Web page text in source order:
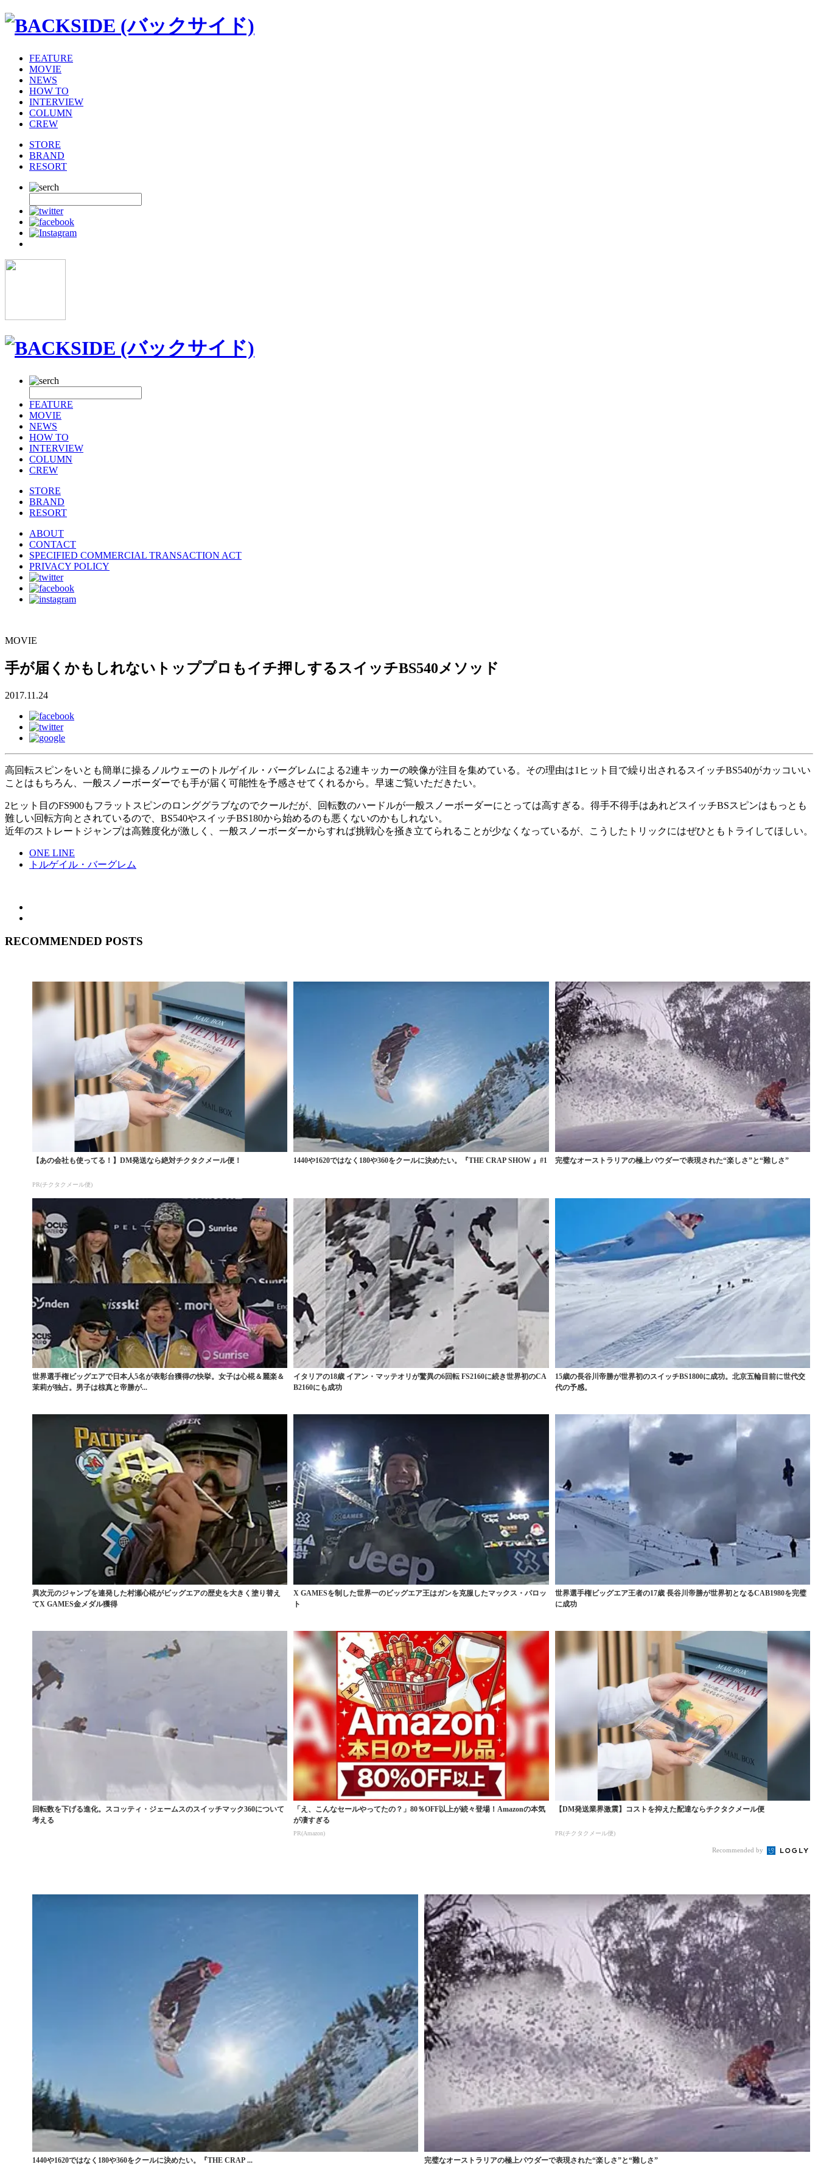
FEATURE
MOVIE
NEWS
HOW TO
INTERVIEW
COLUMN
CREW
STORE
BRAND
RESORT
FEATURE
MOVIE
NEWS
HOW TO
INTERVIEW
COLUMN
CREW
STORE
BRAND
RESORT
ABOUT
CONTACT
SPECIFIED COMMERCIAL TRANSACTION ACT
PRIVACY POLICY
MOVIE
手が届くかもしれないトッププロもイチ押しするスイッチBS540メソッド
2017.11.24
高回転スピンをいとも簡単に操るノルウェーのトルゲイル・バーグレムによる2連キッカーの映像が注目を集めている。その理由は1ヒット目で繰り出されるスイッチBS540がカッコいい
ことはもちろん、一般スノーボーダーでも手が届く可能性を予感させてくれるから。早速ご覧いただきたい。
2ヒット目のFS900もフラットスピンのロンググラブなのでクールだが、回転数のハードルが一般スノーボーダーにとっては高すぎる。得手不得手はあれどスイッチBSスピンはもっとも
難しい回転方向とされているので、BS540やスイッチBS180から始めるのも悪くないのかもしれない。
近年のストレートジャンプは高難度化が激しく、一般スノーボーダーからすれば挑戦心を掻き立てられることが少なくなっているが、こうしたトリックにはぜひともトライしてほしい。
ONE LINE
トルゲイル・バーグレム
RECOMMENDED POSTS
【あの会社も使ってる！】DM発送なら絶対チクタクメール便！
PR(チクタクメール便)
1440や1620ではなく180や360をクールに決めたい。『THE CRAP SHOW 』#1 完璧なオーストラリアの極上パウダーで表現された“楽しさ”と“難しさ”
世界選手権ビッグエアで日本人5名が表彰台獲得の快挙。女子は心椛＆麗楽＆
茉莉が独占。男子は椋真と帝勝が...
イタリアの18歳 イアン・マッテオリが驚異の6回転 FS2160に続き世界初のCA
B2160にも成功
15歳の長谷川帝勝が世界初のスイッチBS1800に成功。北京五輪目前に世代交
代の予感。
異次元のジャンプを連発した村瀬心椛がビッグエアの歴史を大きく塗り替え
てX GAMES金メダル獲得
X GAMESを制した世界一のビッグエア王はガンを克服したマックス・パロッ
ト
世界選手権ビッグエア王者の17歳 長谷川帝勝が世界初となるCAB1980を完璧
に成功
回転数を下げる進化。スコッティ・ジェームスのスイッチマック360について
考える
「え、こんなセールやってたの？」80％OFF以上が続々登場！Amazonの本気
が凄すぎる
PR(Amazon)
【DM発送業界激震】コストを抑えた配達ならチクタクメール便
PR(チクタクメール便)
Recommended by
1440や1620ではなく180や360をクールに決めたい。『THE CRAP ... 完璧なオーストラリアの極上パウダーで表現された“楽しさ”と“難しさ”